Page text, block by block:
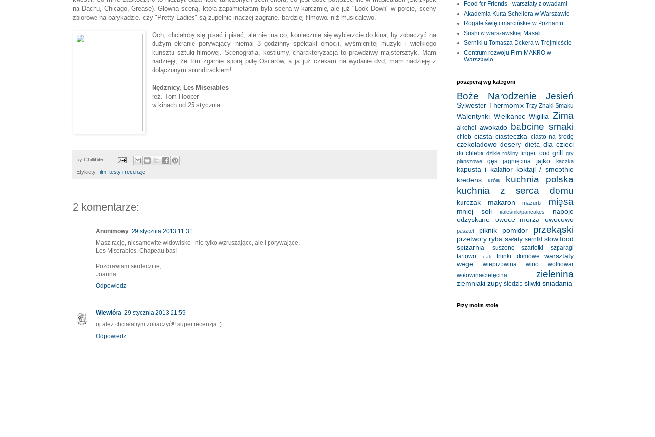
na Dachu, Chicago, Grease). Główną sceną, którą zapamiętałam była scena w karczmie, ale już "Look Down" w porcie, sceny
zbiorowe na barykadzie, czy "Pretty Ladies" są zupełnie inaczej zagrane, bardziej filmowo, niż musicalowo.
Och, chciałoby się pisać i pisać, ale nie ma co, koniecznie się wybierzcie do kina, by zobaczyć na
dużym ekranie porywający, niemal 3 godzinny spektakl emocji, wyśmienitej muzyki i wielkiego
kunsztu sztuki filmowej. Scenografia, kostiumy, charakteryzacja to prawdziwy majstersztyk. Mam
nadzieję, że film zgarnie sporą pulę Oscarów, a ja już czekam na wydanie dvd, mam nadzieję z
dołączonym soundtrackiem!
Nędznicy, Les Miserables
reż. Tom Hooper
w kinach od 25 stycznia
by ChilliBite
Etykiety: film testy i recenzje
2 komentarze:
Anonimowy 29 stycznia 2013 11:31
Masz rację, niesamowite widowisko - nie tylko wzruszające, ale i porywające.
Les Miserables. Chapeau bas!
Pozdrawiam serdecznie,
Joanna
Odpowiedz
Wiewióra 29 stycznia 2013 21:59
oj ależ chciałabym zobaczyć!!! super recenzja :)
Odpowiedz
Food for Friends - warsztaty z owadami
Akademia Kurta Schellera w Warszawie
Rogale świętomarcińskie w Poznaniu
Sushi w warszawskiej Masali
Serniki u Tomasza Dekera w Trójmieście
Centrum rozwoju Firm MAKRO w
Warszawie
poszperaj wg kategorii
Boże Narodzenie Jesień
Sylwester Thermomix Trzy Znaki Smaku
Walentynki Wielkanoc Wigilia Zima
alkohol awokado babcine smaki
chleb ciasta ciasteczka ciasto na środę
czekoladowo desery dieta dla dzieci
do chleba dzikie rośliny finger food grill gry
planszowe
gęś jagnięcina jajko kaczka
kapusta i kalafior koktajl / smoothie
kredens
królik
kuchnia polska
kuchnia z serca domu
kurczak makaron mazurki mięsa
mniej soli naleśniki/pancakes
napoje
odzyskane
owoce morza owocowo
pasztet piknik pomidor przekąski
przetwory ryba sałaty serniki slow food
spiżarnia
suszone szarlotki
szparagi
tartowo
teatr trunki domowe
warsztaty
wege
wieprzowina wino
wolnowar
wołowina/cielęcina
zielenina
ziemniaki zupy śledzie śliwki śniadania
Przy moim stole